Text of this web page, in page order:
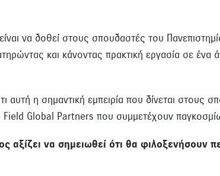
να δοθεί στους σπουδαστές του
και κάνοντας πρακτική εργασία σε ένα
αυτή η σημαντική εμπειρία που δίνεται στους
Global Partners που συμμετέχουν
αξίζει να σημειωθεί ότι θα φιλοξενήσουν